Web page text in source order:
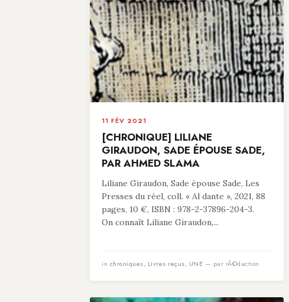
11 FÉV 2021
[CHRONIQUE] LILIANE
GIRAUDON, SADE ÉPOUSE SADE,
PAR AHMED SLAMA
Liliane Giraudon, Sade épouse Sade, Les
Presses du réel, coll. « Al dante », 2021, 88
pages, 10 €, ISBN : 978-2-37896-204-3.
On connaît Liliane Giraudon,...
in chroniques, Livres reçus, UNE — par rÃ©daction